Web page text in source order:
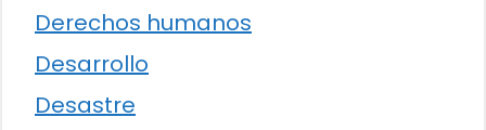
Derechos humanos
Desarrollo
Desastre